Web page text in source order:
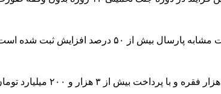
۵۰ درصد افزایش ثبت شده است.